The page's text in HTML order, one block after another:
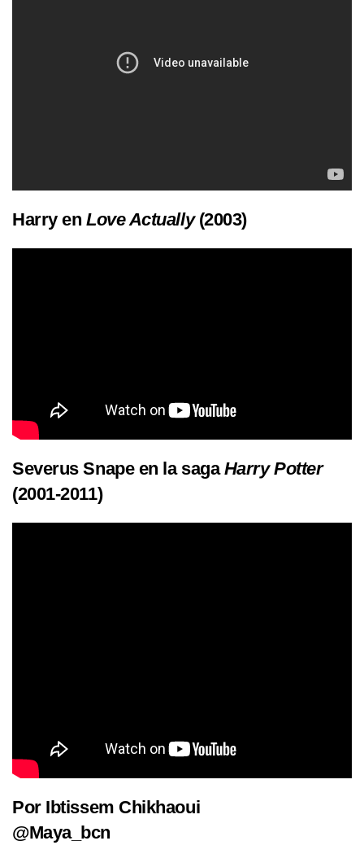
Harry en Love Actually(2003)
Severus Snape en la sagaHarry Potter
(2001-2011)
Por Ibtissem Chikhaoui
@Maya_bcn